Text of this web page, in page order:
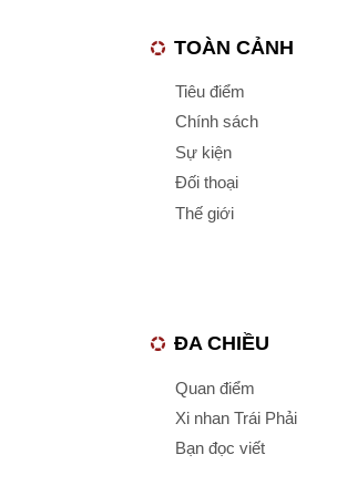
TOÀN CẢNH
Tiêu điểm
Chính sách
Sự kiện
Đối thoại
Thế giới
ĐA CHIỀU
Quan điểm
Xi nhan Trái Phải
Bạn đọc viết